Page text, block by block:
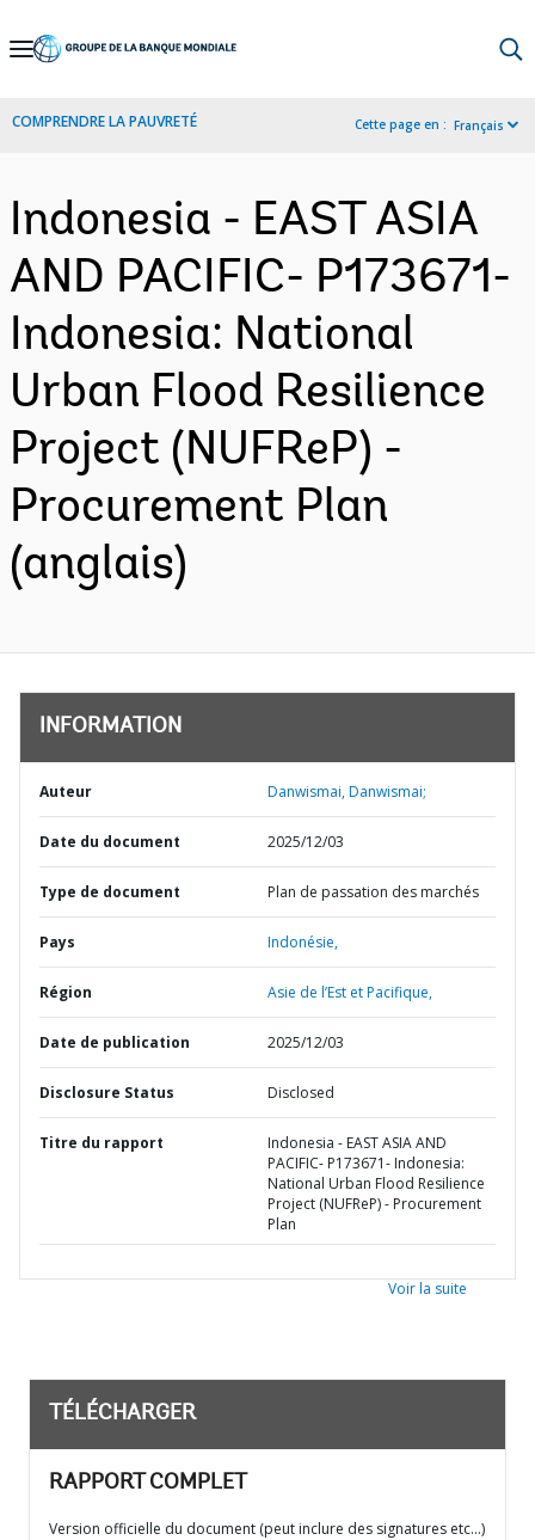
Skip
Navigation
COMPRENDRE LA PAUVRETÉ Cette page en : Français
Indonesia - EAST ASIA
AND PACIFIC- P173671-
Indonesia: National
Urban Flood Resilience
Project (NUFReP) -
Procurement Plan
(anglais)
INFORMATION
Auteur Danwismai, Danwismai;
Date du document 2025/12/03
Type de document Plan de passation des marchés
Pays Indonésie,
Région Asie de l’Est et Pacifique,
Date de publication 2025/12/03
Disclosure Status Disclosed
Titre du rapport
Indonesia - EAST ASIA AND
PACIFIC- P173671- Indonesia:
National Urban Flood Resilience
Project (NUFReP) - Procurement
Plan
Voir la suite
TÉLÉCHARGER
RAPPORT COMPLET
Version officielle du document (peut inclure des signatures etc…)